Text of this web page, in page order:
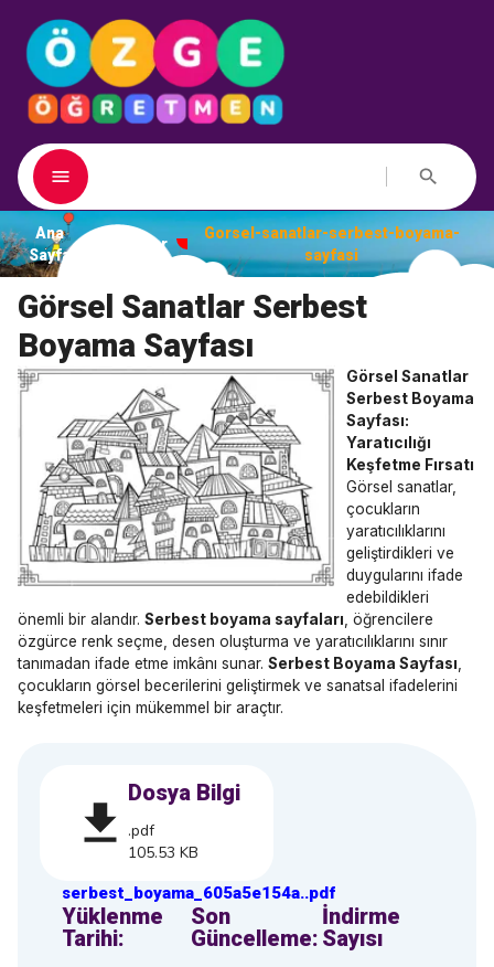
Ana
Sayfa
Dosyalar
Gorsel-sanatlar-serbest-boyama-
sayfasi
Görsel Sanatlar Serbest
Boyama Sayfası
Görsel Sanatlar
Serbest Boyama
Sayfası:
Yaratıcılığı
Keşfetme Fırsatı
Görsel sanatlar,
çocukların
yaratıcılıklarını
geliştirdikleri ve
duygularını ifade
edebildikleri
önemli bir alandır. Serbest boyama sayfaları , öğrencilere
özgürce renk seçme, desen oluşturma ve yaratıcılıklarını sınır
tanımadan ifade etme imkânı sunar. Serbest Boyama Sayfası
çocukların görsel becerilerini geliştirmek ve sanatsal ifadelerini
keşfetmeleri için mükemmel bir araçtır.
Dosya Bilgi
.pdf
105.53 KB
serbest_boyama_605a5e154a..pdf
Yüklenme
Tarihi:
Son
Güncelleme:
İndirme
Sayısı